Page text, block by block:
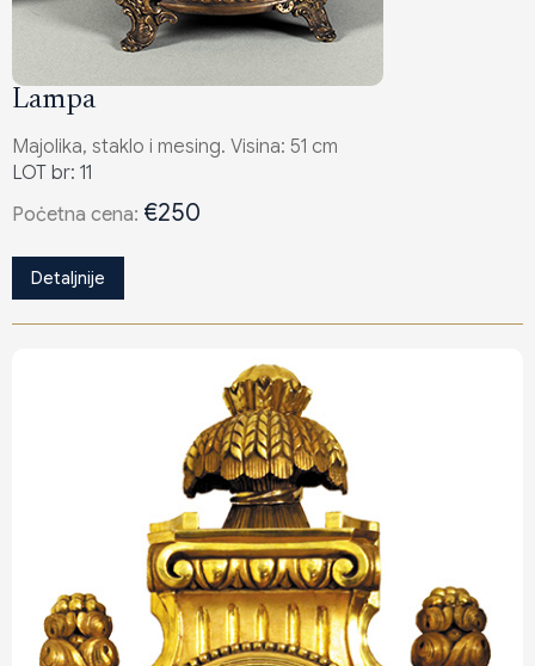
Lampa
Majolika, staklo i mesing. Visina: 51 cm
LOT br: 11
Poċetna cena: €250
Detaljnije